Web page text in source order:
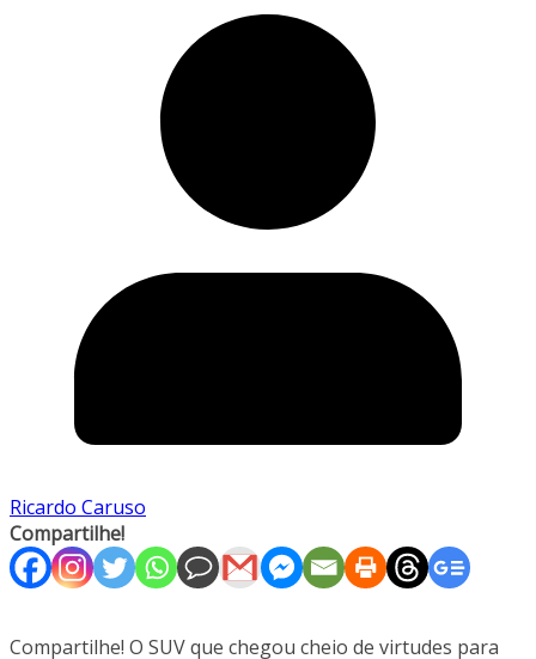
Ricardo Caruso
Compartilhe!
Compartilhe! O SUV que chegou cheio de virtudes para